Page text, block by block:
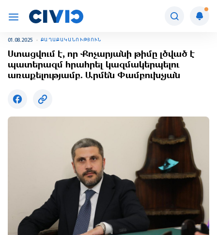
01.08.2025 ՔԱՂԱՔԱԿԱՆՈՒԹՅՈՒՆ
Ստացվում է, որ Քոչարյանի թիմը լծված է
պատերազմ հրահրել կազմակերպելու
առաքելությամբ. Արմեն Փամբուխչյան